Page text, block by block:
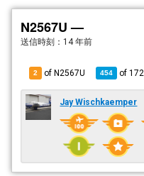
N2567U —
送信時刻： 14 年前
2 of N2567U 454 of172
Jay Wischkaemper